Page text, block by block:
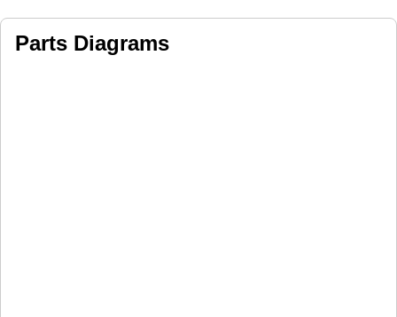
Parts Diagrams